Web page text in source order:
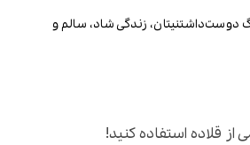
دوست‌داشتنیتان، زندگی شاد، سالم و